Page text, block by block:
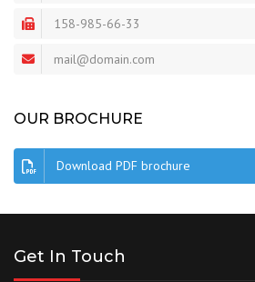
158-985-66-33
mail@domain.com
OUR BROCHURE
Download PDF brochure
Get In Touch